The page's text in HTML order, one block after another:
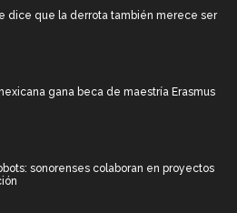
dice que la derrota también merece ser
gana beca de maestría Erasmus
sonorenses colaboran en proyectos